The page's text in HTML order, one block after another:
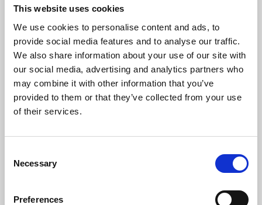
This website uses cookies
We use cookies to personalise content and ads, to
provide social media features and to analyse our traffic.
We also share information about your use of our site with
our social media, advertising and analytics partners who
may combine it with other information that you’ve
provided to them or that they’ve collected from your use
of their services.
Selection
Necessary
Preferences
Utställningar och mässor
Varmt välkommen att besöka Dalénium Science center
6 aug - 30 aug